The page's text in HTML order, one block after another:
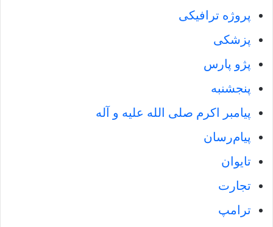
پروژه ترافیکی
پزشکی
پژو پارس
پنجشنبه
پیامبر اکرم صلی الله علیه و آله
پیام‌رسان
تایوان
تجارت
ترامپ